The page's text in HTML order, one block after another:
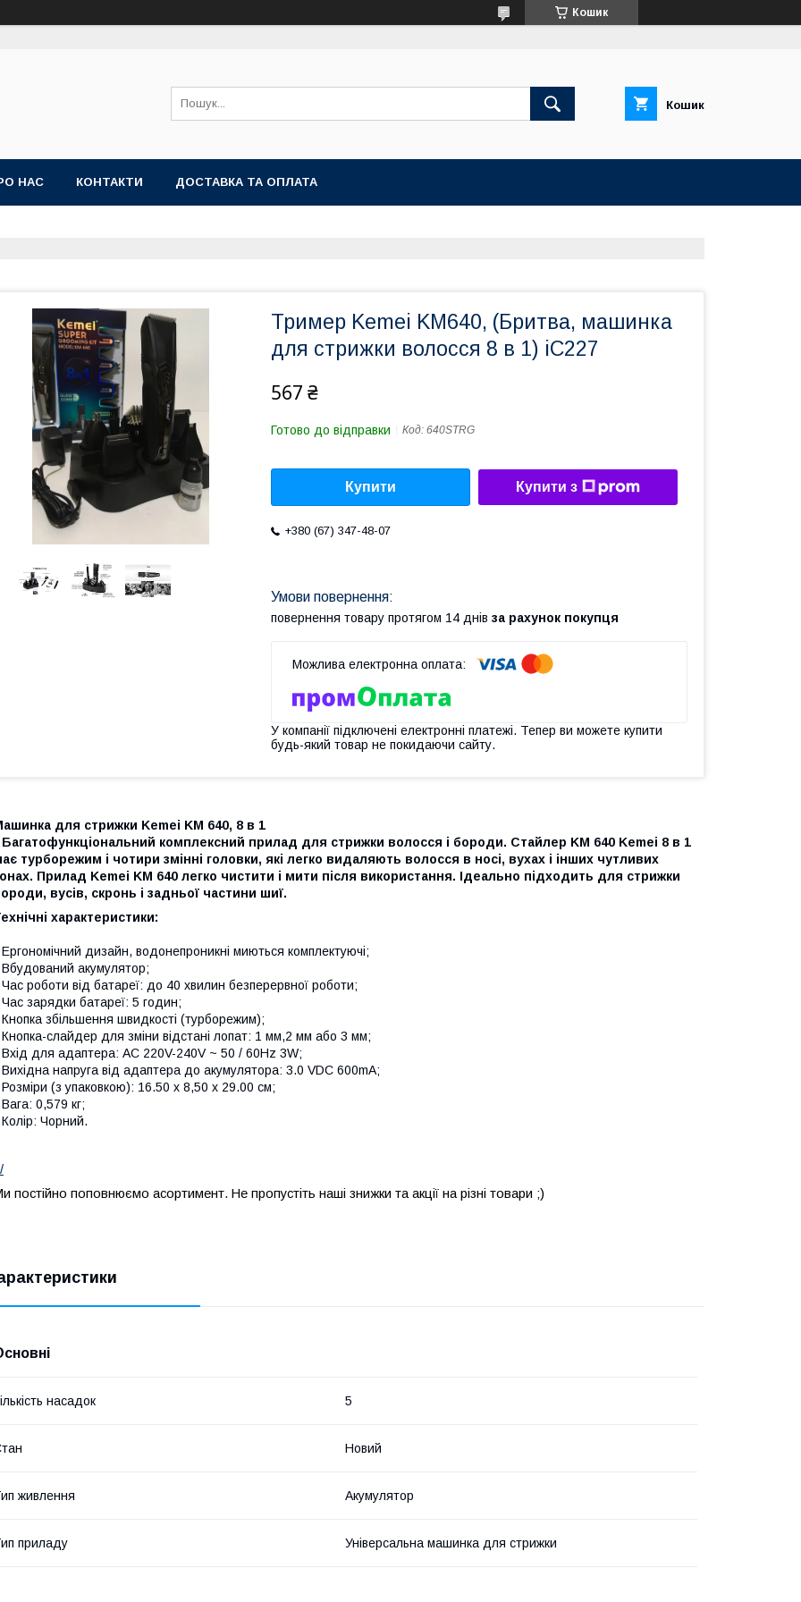
Кошик
Кошик
НАС КОНТАКТИ ДОСТАВКА ТА ОПЛАТА
Тример Kemei KM640, (Бритва, машинка
для стрижки волосся 8 в 1) iC227
567 ₴
Готово до відправки Код: 640STRG
Купити Купити з
+380 (67) 347-48-07
повернення товару протягом 14 днів за рахунок покупця
У компанії підключені електронні платежі. Тепер ви можете купити
будь-який товар не покидаючи сайту.
для стрижки Kemei KM 640, 8 в 1
Багатофункціональний комплексний прилад для стрижки волосся і бороди. Стайлер KM 640 Kemei 8 в 1
турборежим і чотири змінні головки, які легко видаляють волосся в носі, вухах і інших чутливих
Прилад Kemei KM 640 легко чистити і мити після використання. Ідеально підходить для стрижки
вусів, скронь і задньої частини шиї.
характеристики:
Ергономічний дизайн, водонепроникні миються комплектуючі;
Вбудований акумулятор;
Час роботи від батареї: до 40 хвилин безперервної роботи;
Час зарядки батареї: 5 годин;
Кнопка збільшення швидкості (турборежим);
Кнопка-слайдер для зміни відстані лопат: 1 мм,2 мм або 3 мм;
Вхід для адаптера: AC 220V-240V ~ 50 / 60Hz 3W;
Вихідна напруга від адаптера до акумулятора: 3.0 VDC 600mA;
Розміри (з упаковкою): 16.50 х 8,50 х 29.00 см;
Вага: 0,579 кг;
Колір: Чорний.
постійно поповнюємо асортимент. Не пропустіть наші знижки та акції на різні товари ;)
насадок 5
Новий
живлення Акумулятор
приладу Універсальна машинка для стрижки